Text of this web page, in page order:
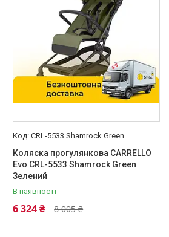
CRL-5533 Shamrock Green
Коляска прогулянкова CARRELLO
Evo CRL-5533 Shamrock Green
Зелений
В наявності
8 005 ₴
6 324 ₴